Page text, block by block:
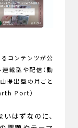
コンテンツが公
連載型や配信（動
提出型の月ごと
Port）
はずなのに、